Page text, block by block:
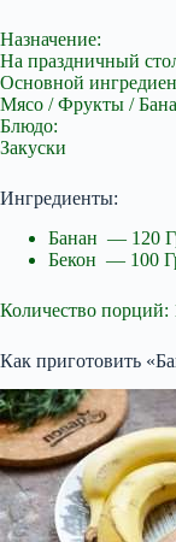
Назначение:
На праздничный
Основной
Мясо / Фрукты /
Блюдо:
Закуски
Ингредиенты:
Банан — 120
Бекон — 100
Количество порций:
Как приготовить